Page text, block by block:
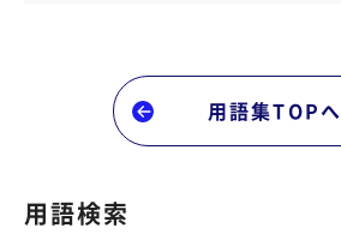
番号ポータビリティ 用語集TOPへ
用語検索